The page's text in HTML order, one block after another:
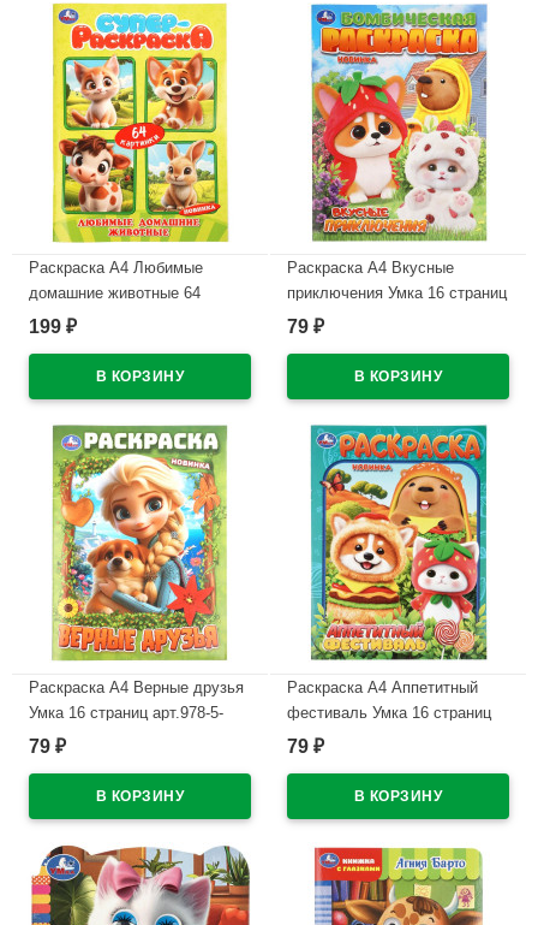
Раскраска А4 Любимые
домашние животные 64
картинки Умка 64 страницы
199 ₽
Раскраска А4 Вкусные
приключения Умка 16 страниц
арт.978-5-506-11517-5
79 ₽
Раскраска А4 Верные друзья
Умка 16 страниц арт.978-5-
506-11527-4
79 ₽
Раскраска А4 Аппетитный
фестиваль Умка 16 страниц
арт.978-5-506-11516-8
79 ₽